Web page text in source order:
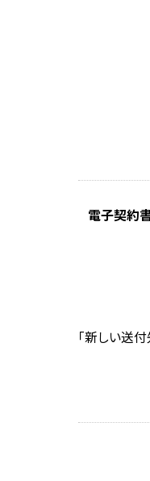
電子契約
「新しい送